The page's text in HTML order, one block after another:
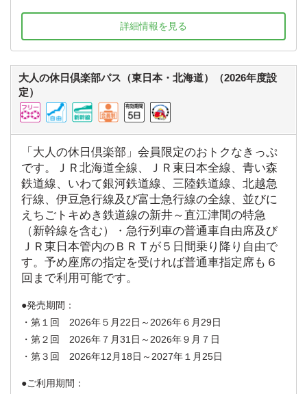
詳細情報を見る
大人の休日倶楽部パス（東日本・北海道）（2026年度設
定）
「大人の休日倶楽部」会員限定のおトクなきっぷ
です。ＪＲ北海道全線、ＪＲ東日本全線、青い森
鉄道線、いわて銀河鉄道線、三陸鉄道線、北越急
行線、伊豆急行線及び富士急行線の全線、並びに
えちごトキめき鉄道線の新井～直江津間の特急
（新幹線を含む）・急行列車の普通車自由席及び
ＪＲ東日本管内のＢＲＴが５日間乗り降り自由で
す。予め座席の指定を受ければ普通車指定席も６
回まで利用可能です。
発売期間：
・第１回 2026年５月22日～2026年６月29日
・第２回 2026年７月31日～2026年９月７日
・第３回 2026年12月18日～2027年１月25日
ご利用期間：